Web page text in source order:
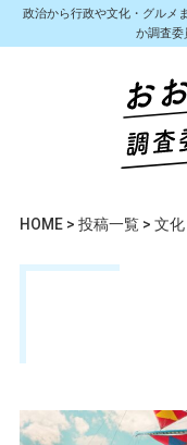
政治から行政や文化・グルメ
か調査委
HOME> 投稿一覧> 文